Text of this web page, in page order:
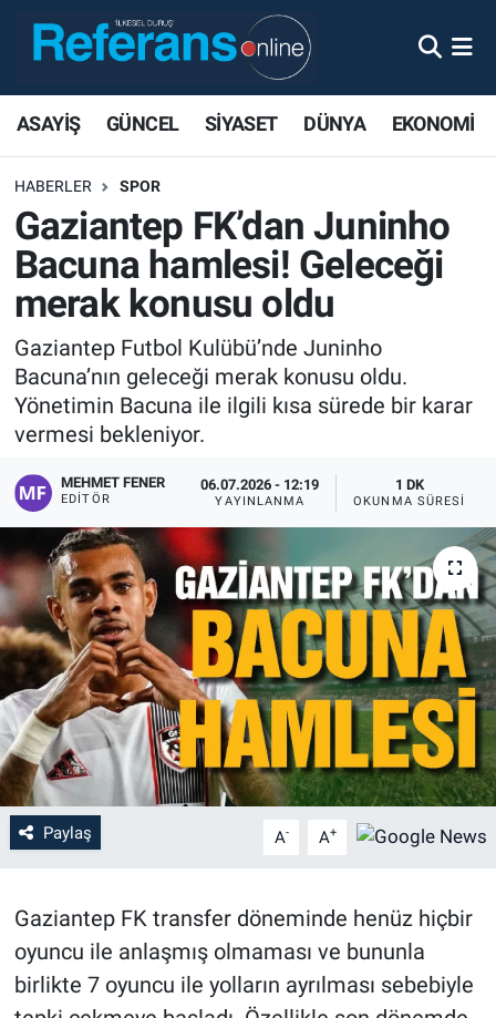
ASAYİŞ GÜNCEL SİYASET DÜNYA EKONOMİ
HABERLER SPOR
Gaziantep FK’dan Juninho
Bacuna hamlesi! Geleceği
merak konusu oldu
Gaziantep Futbol Kulübü’nde Juninho
Bacuna’nın geleceği merak konusu oldu.
Yönetimin Bacuna ile ilgili kısa sürede bir karar
vermesi bekleniyor.
MEHMET FENER
EDITÖR
06.07.2026 - 12:19
YAYINLANMA
1 DK
OKUNMA SÜRESI
Paylaş A- A+
Gaziantep FK transfer döneminde henüz hiçbir
oyuncu ile anlaşmış olmaması ve bununla
birlikte 7 oyuncu ile yolların ayrılması sebebiyle